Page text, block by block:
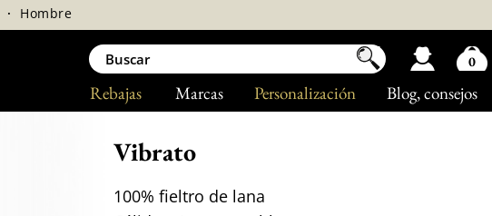
Blog, consejos
Personalización
Marcas
Rebajas
· Hombre
Vibrato
100% fieltro de lana
0